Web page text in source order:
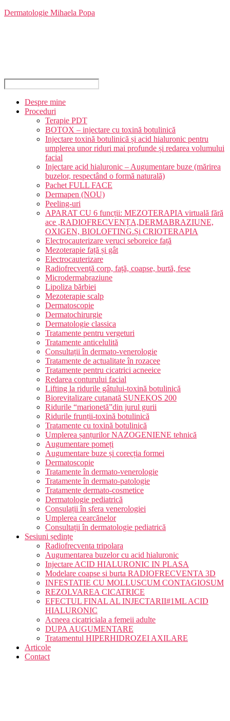
Sari
Dermatologie Mihaela Popa
Despre mine
Proceduri
Terapie PDT
BOTOX – injectare cu toxină botulinică
Injectare toxină botulinică și acid hialuronic pentru
umplerea unor riduri mai profunde și redarea volumului
facial
Injectare acid hialuronic – Augumentare buze (mărirea
buzelor, respectând o formă naturală)
Pachet FULL FACE
Dermapen (NOU)
Peeling-uri
APARAT CU 6 funcții: MEZOTERAPIA virtuală fără
ace ,RADIOFRECVENȚA,DERMABRAZIUNE,
OXIGEN, BIOLOFTING.Și CRIOTERAPIA
Electrocauterizare veruci seboreice față
Mezoterapie față și gât
Electrocauterizare
Radiofrecvență corp, față, coapse, burtă, fese
Microdermabraziune
Lipoliza bărbiei
Mezoterapie scalp
Dermatoscopie
Dermatochirurgie
Dermatologie classica
Tratamente pentru vergeturi
Tratamente anticelulită
Consultații în dermato-venerologie
Tratamente de actualitate în rozacee
Tratamente pentru cicatrici acneeice
Redarea conturului facial
Lifting la ridurile gâtului-toxină botulinică
Biorevitalizare cutanată SUNEKOS 200
Ridurile “marionetă”din jurul gurii
Ridurile frunții-toxină botulinică
Tratamente cu toxină botulinică
Umplerea șanțurilor NAZOGENIENE tehnică
Augumentare pomeți
Augumentare buze și corecția formei
Dermatoscopie
Tratamente în dermato-venerologie
Tratamente în dermato-patologie
Tratamente dermato-cosmetice
Dermatologie pediatrică
Consulații în sfera venerologiei
Umplerea cearcănelor
Consultații în dermatologie pediatrică
Sesiuni ședințe
Radiofrecventa tripolara
Augumentarea buzelor cu acid hialuronic
Injectare ACID HIALURONIC IN PLASA
Modelare coapse si burta RADIOFRECVENTA 3D
INFESTATIE CU MOLLUSCUM CONTAGIOSUM
REZOLVAREA CICATRICE
EFECTUL FINAL AL INJECTARII#1ML ACID
HIALURONIC
Acneea cicatriciala a femeii adulte
DUPA AUGUMENTARE
Tratamentul HIPERHIDROZEI AXILARE
Articole
Contact